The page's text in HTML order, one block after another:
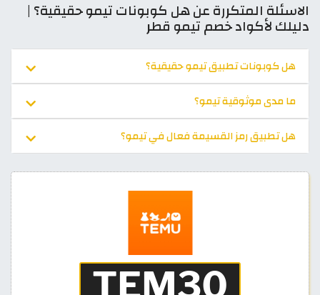
الاسئلة المتكررة عن هل كوبونات تيمو حقيقية؟ |
دليلك لأكواد خصم تيمو قطر
هل كوبونات تطبيق تيمو حقيقية؟
ما مدى موثوقية تيمو؟
هل تطبيق رمز القسيمة فعال في تيمو؟